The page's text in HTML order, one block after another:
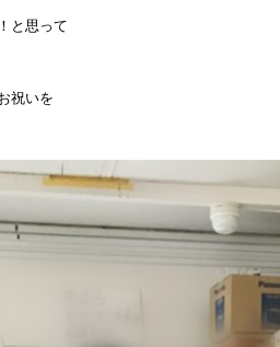
と思って
祝いを